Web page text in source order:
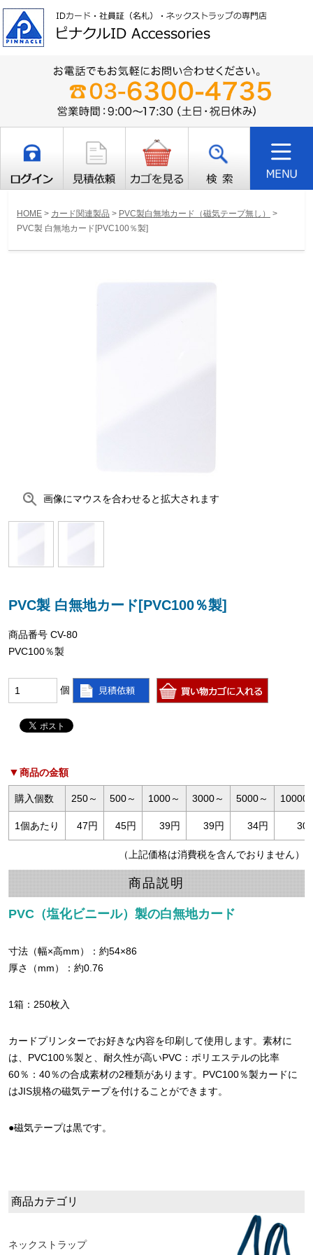
HOME > カード関連製品 > PVC製白無地カード（磁気テープ無し）
>
PVC製 白無地カード[PVC100％製]
画像にマウスを合わせると拡大されます
PVC製 白無地カード[PVC100％製]
商品番号 CV-80
PVC100％製
個
商品の金額
購入個数 250～ 500～ 1000～ 3000～ 5000～ 10000
1個あたり 47円 45円 39円 39円 34円 30
（上記価格は消費税を含んでおりません）
商品説明
PVC（塩化ビニール）製の白無地カード
寸法（幅×高mm）：約54×86
厚さ（mm）：約0.76
1箱：250枚入
カードプリンターでお好きな内容を印刷して使用します。素材に
は、PVC100％製と、耐久性が高いPVC：ポリエステルの比率
60％：40％の合成素材の2種類があります。PVC100％製カードに
はJIS規格の磁気テープを付けることができます。
●磁気テープは黒です。
商品カテゴリ
ネックストラップ